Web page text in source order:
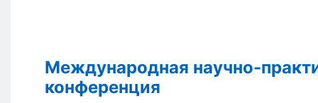
Международная научно-
конференция